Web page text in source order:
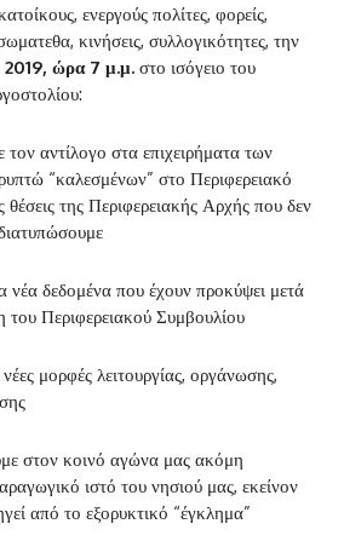
ενεργούς πολίτες, φορείς,
κινήσεις, συλλογικότητες, την
2019, ώρα 7 μ.μ. στο ισόγειο του
αντίλογο στα επιχειρήματα των
“καλεσμένων” στο Περιφερειακό
θέσεις της Περιφερειακής Αρχής που δεν
νέα δεδομένα που έχουν προκύψει μετά
του Περιφερειακού Συμβουλίου
μορφές λειτουργίας, οργάνωσης,
στον κοινό αγώνα μας ακόμη
ιστό του νησιού μας, εκείνον
από το εξορυκτικό “έγκλημα”